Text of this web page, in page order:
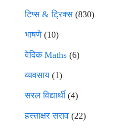
टिप्स & ट्रिक्स(830)
भाषणे(10)
वेदिक Maths (6)
व्यवसाय(1)
सरल विद्यार्थी(4)
हस्ताक्षर सराव (22)